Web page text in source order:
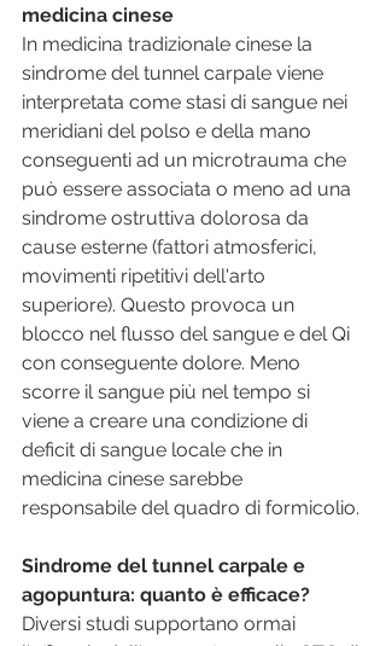
medicina cinese
In medicina tradizionale cinese la
sindrome del tunnel carpale viene
interpretata come stasi di sangue nei
meridiani del polso e della mano
conseguenti ad un microtrauma che
può essere associata o meno ad una
sindrome ostruttiva dolorosa da
cause esterne (fattori atmosferici,
movimenti ripetitivi dell'arto
superiore). Questo provoca un
blocco nel flusso del sangue e del Qi
con conseguente dolore. Meno
scorre il sangue più nel tempo si
viene a creare una condizione di
deficit di sangue locale che in
medicina cinese sarebbe
responsabile del quadro di formicolio.
Sindrome del tunnel carpale e
agopuntura: quanto è efficace?
Diversi studi supportano ormai